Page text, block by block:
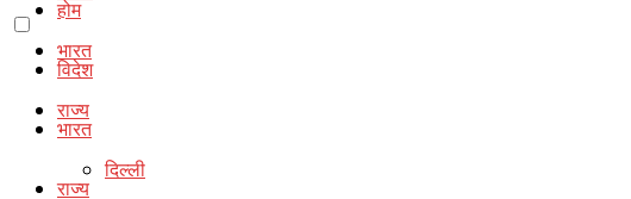
भारत
राज्य
दिल्ली
होम
विदेश
भारत
राज्य